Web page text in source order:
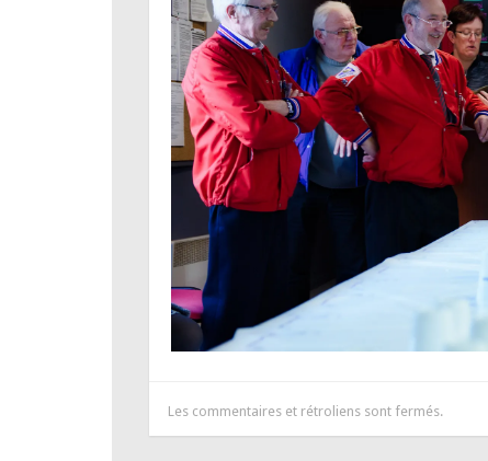
Les commentaires et rétroliens sont fermés.